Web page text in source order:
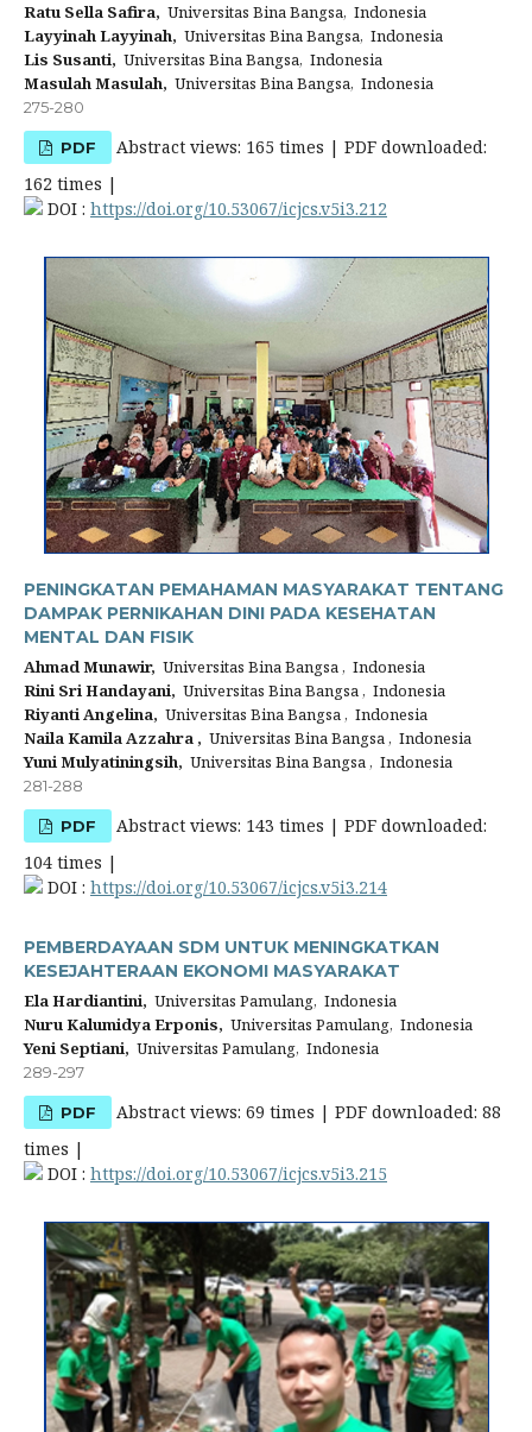
Ratu Sella Safira, Universitas Bina Bangsa, Indonesia
Layyinah Layyinah, Universitas Bina Bangsa, Indonesia
Lis Susanti, Universitas Bina Bangsa, Indonesia
Masulah Masulah, Universitas Bina Bangsa, Indonesia
275-280
PDF
Abstract views: 165 times | PDF downloaded:
162 times |
DOI : https://doi.org/10.53067/icjcs.v5i3.212
PENINGKATAN PEMAHAMAN MASYARAKAT TENTANG
DAMPAK PERNIKAHAN DINI PADA KESEHATAN
MENTAL DAN FISIK
Ahmad Munawir, Universitas Bina Bangsa , Indonesia
Rini Sri Handayani, Universitas Bina Bangsa , Indonesia
Riyanti Angelina, Universitas Bina Bangsa , Indonesia
Naila Kamila Azzahra , Universitas Bina Bangsa , Indonesia
Yuni Mulyatiningsih, Universitas Bina Bangsa , Indonesia
281-288
PDF
Abstract views: 143 times | PDF downloaded:
104 times |
DOI : https://doi.org/10.53067/icjcs.v5i3.214
PEMBERDAYAAN SDM UNTUK MENINGKATKAN
KESEJAHTERAAN EKONOMI MASYARAKAT
Ela Hardiantini, Universitas Pamulang, Indonesia
Nuru Kalumidya Erponis, Universitas Pamulang, Indonesia
Yeni Septiani, Universitas Pamulang, Indonesia
289-297
PDF
Abstract views: 69 times | PDF downloaded: 88
times |
DOI : https://doi.org/10.53067/icjcs.v5i3.215